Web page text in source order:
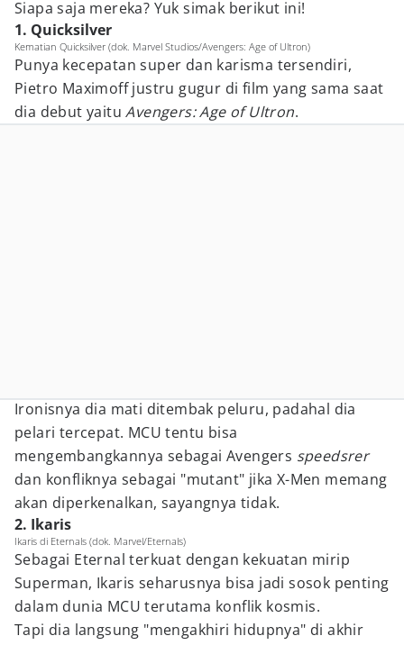
Siapa saja mereka? Yuk simak berikut ini!
1. Quicksilver
Kematian Quicksilver (dok. Marvel Studios/Avengers: Age of Ultron)
Punya kecepatan super dan karisma tersendiri,
Pietro Maximoff justru gugur di film yang sama saat
dia debut yaituAvengers: Age of Ultron.
Ironisnya dia mati ditembak peluru, padahal dia
pelari tercepat. MCU tentu bisa
mengembangkannya sebagai Avengers speedsrer
dan konfliknya sebagai "mutant" jika X-Men memang
akan diperkenalkan, sayangnya tidak.
2. Ikaris
Ikaris di Eternals (dok. Marvel/Eternals)
Sebagai Eternal terkuat dengan kekuatan mirip
Superman, Ikaris seharusnya bisa jadi sosok penting
dalam dunia MCU terutama konflik kosmis.
Tapi dia langsung "mengakhiri hidupnya" di akhir